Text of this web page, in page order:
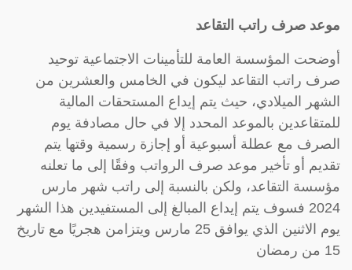
موعد صرف راتب التقاعد
أوضحت المؤسسة العامة للتأمينات الاجتماعية توحيد
صرف راتب التقاعد ليكون في الخامس والعشرين من
الشهر الميلادي، حيث يتم إيداع المستحقات المالية
للمتقاعدين بالموعد المحدد إلا في حال مصادفة يوم
الصرف مع عطلة أسبوعية أو إجازة رسمية وقتها يتم
تقديم أو تأخير موعد صرف الرواتب وفقًا إلى ما تعلنه
مؤسسة التقاعد، ولكن بالنسبة إلى راتب شهر مارس
2024 فسوف يتم إيداع المبالغ إلى المستفيدين هذا الشهر
يوم الاثنين الذي يوافق 25 مارس ويتزامن هجريًا مع تاريخ
15 من رمضان